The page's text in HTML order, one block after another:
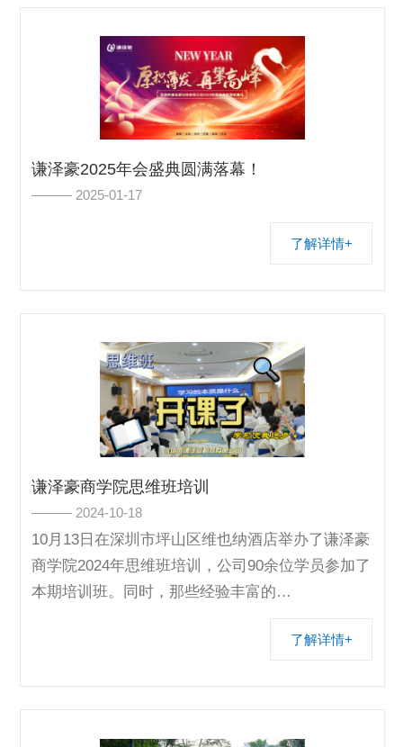
谦泽豪2025年会盛典圆满落幕！
——— 2025-01-17
了解详情+
谦泽豪商学院思维班培训
——— 2024-10-18
10月13日在深圳市坪山区维也纳酒店举办了谦泽豪
商学院2024年思维班培训，公司90余位学员参加了
本期培训班。同时，那些经验丰富的…
了解详情+